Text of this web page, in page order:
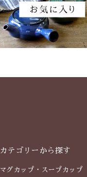
カテゴリーから探す
マグカップ・スープカップ